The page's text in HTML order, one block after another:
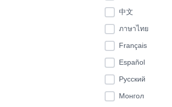
中文
ภาษาไทย
Français
Español
Pусский
Монгол